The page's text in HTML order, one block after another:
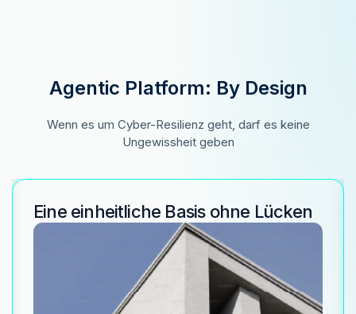
Agentic Platform: By Design
Wenn es um Cyber-Resilienz geht, darf es keine
Ungewissheit geben
Eine einheitliche Basis ohne Lücken